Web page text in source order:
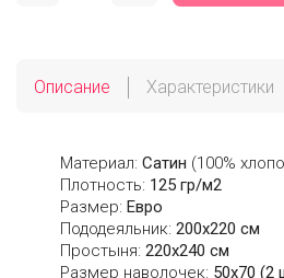
Описание Характеристики
Материал: Сатин (100%
Плотность: 125 гр/м2
Размер: Евро
Пододеяльник: 200х220 см
Простыня: 220х240 см
Размер наволочек: 50x70 (2